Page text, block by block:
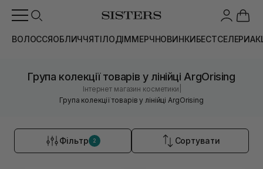
ВОЛОССЯОБЛИЧЧЯТІЛОДІММЕРЧНОВИНКИБЕСТСЕЛЕРИ
Група колекції товарів у лінійці ArgOrising
Інтернет магазин косметики
Група колекції товарів у лінійці ArgOrising
Фільтр 2 Сортувати